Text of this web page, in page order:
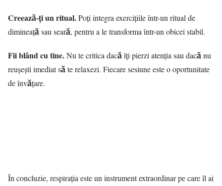
Creează-ți un ritual.Poți integra exercițiile într-un ritual de
dimineață sau seară, pentru a le transforma într-un obicei stabil.
Fii blând cu tine.Nu te critica dacă îți pierzi atenția sau dacă nu
reușești imediat să te relaxezi. Fiecare sesiune este o oportunitate
de învățare.
În concluzie, respirația este un instrument extraordinar pe care îl ai